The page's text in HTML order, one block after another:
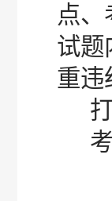
点
试题
重违